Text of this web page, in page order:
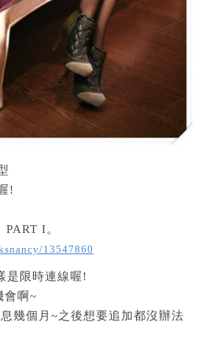
!
I。
13547860
是限時連線喔!
會啊~
幾個月~之後想要追加都沒辦法